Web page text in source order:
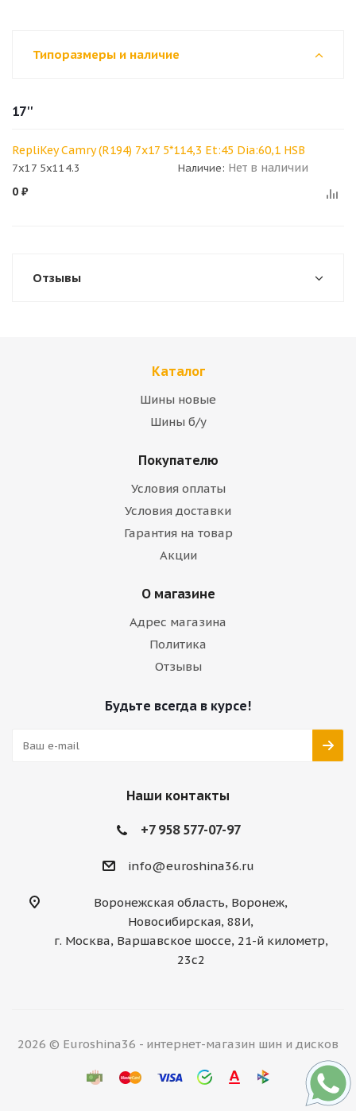
Типоразмеры и наличие
17''
RepliKey Camry (R194) 7x17 5*114,3 Et:45 Dia:60,1 HSB
7x17 5x114.3 Наличие: Нет в наличии
0 ₽
Отзывы
Каталог
Шины новые
Шины б/у
Покупателю
Условия оплаты
Условия доставки
Гарантия на товар
Акции
О магазине
Адрес магазина
Политика
Отзывы
Будьте всегда в курсе!
Наши контакты
+7 958 577-07-97
info@euroshina36.ru
Воронежская область, Воронеж,
Новосибирская, 88И,
г. Москва, Варшавское шоссе, 21-й километр,
23с2
2026 © Euroshina36 - интернет-магазин шин и дисков